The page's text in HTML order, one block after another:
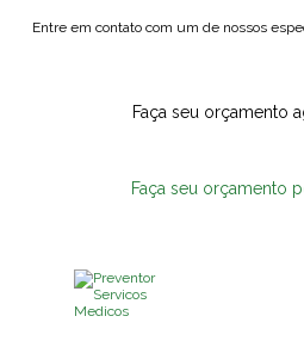
Entre em contato com um de nossos
Faça seu orçamento
Faça seu orçamento